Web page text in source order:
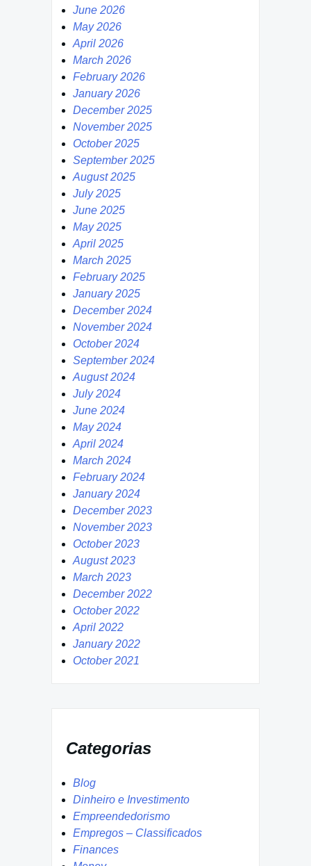
June 2026
May 2026
April 2026
March 2026
February 2026
January 2026
December 2025
November 2025
October 2025
September 2025
August 2025
July 2025
June 2025
May 2025
April 2025
March 2025
February 2025
January 2025
December 2024
November 2024
October 2024
September 2024
August 2024
July 2024
June 2024
May 2024
April 2024
March 2024
February 2024
January 2024
December 2023
November 2023
October 2023
August 2023
March 2023
December 2022
October 2022
April 2022
January 2022
October 2021
Categorias
Blog
Dinheiro e Investimento
Empreendedorismo
Empregos – Classificados
Finances